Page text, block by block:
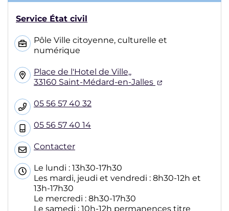
Service État civil
Pôle Ville citoyenne, culturelle et
numérique
Place de l'Hotel de Ville,,
33160 Saint-Médard-en-Jalles
(ouverture
05 56 57 40 32
05 56 57 40 14
Contacter
Le lundi : 13h30-17h30
Les mardi, jeudi et vendredi : 8h30-12h et
13h-17h30
Le mercredi : 8h30-17h30
Le samedi : 10h-12h permanences titre